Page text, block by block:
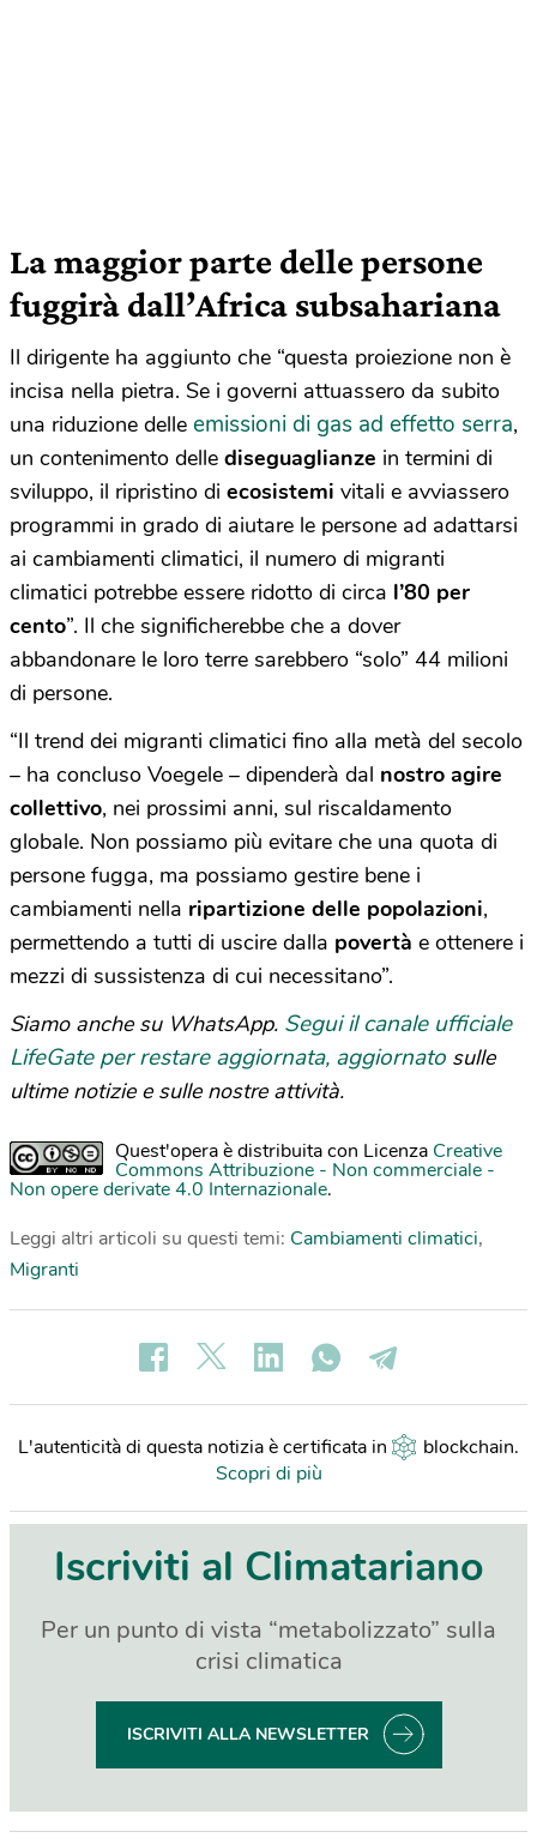
La maggior parte delle persone
fuggirà dall’Africa subsahariana
Il dirigente ha aggiunto che “questa proiezione non è
incisa nella pietra. Se i governi attuassero da subito
una riduzione delle emissioni di gas ad effetto serra,
un contenimento delle diseguaglianze in termini di
sviluppo, il ripristino di ecosistemi vitali e avviassero
programmi in grado di aiutare le persone ad adattarsi
ai cambiamenti climatici, il numero di migranti
climatici potrebbe essere ridotto di circa l’80 per
cento”. Il che significherebbe che a dover
abbandonare le loro terre sarebbero “solo” 44 milioni
di persone.
“Il trend dei migranti climatici fino alla metà del secolo
– ha concluso Voegele – dipenderà dal nostro agire
collettivo, nei prossimi anni, sul riscaldamento
globale. Non possiamo più evitare che una quota di
persone fugga, ma possiamo gestire bene i
cambiamenti nella ripartizione delle popolazioni,
permettendo a tutti di uscire dalla povertà e ottenere i
mezzi di sussistenza di cui necessitano”.
Siamo anche su WhatsApp. Segui il canale ufficiale
LifeGate per restare aggiornata, aggiornato sulle
ultime notizie e sulle nostre attività.
Quest'opera è distribuita con Licenza Creative
Commons Attribuzione - Non commerciale -
Non opere derivate 4.0 Internazionale.
Leggi altri articoli su questi temi: Cambiamenti climatici,
Migranti
L'autenticità di questa notizia è certificata in blockchain.
Scopri di più
Iscriviti al Climatariano
Per un punto di vista “metabolizzato” sulla
crisi climatica
ISCRIVITI ALLA NEWSLETTER